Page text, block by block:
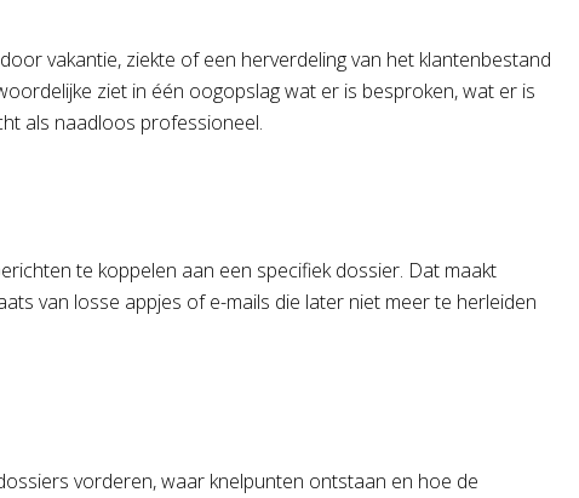
vakantie, ziekte of een herverdeling van het klantenbestand
ziet in één oogopslag wat er is besproken, wat er is
als naadloos professioneel.
te koppelen aan een specifiek dossier. Dat maakt
van losse appjes of e-mails die later niet meer te herleiden
vorderen, waar knelpunten ontstaan en hoe de